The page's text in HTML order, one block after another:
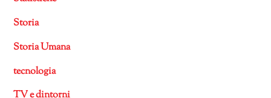
Storia
Storia Umana
tecnologia